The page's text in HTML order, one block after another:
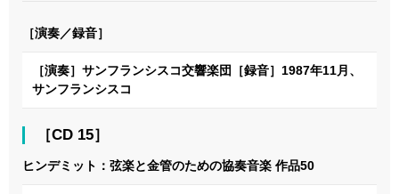
［演奏／録音］
［演奏］サンフランシスコ交響楽団［録音］1987年11月、
サンフランシスコ
［CD 15］
ヒンデミット：弦楽と金管のための協奏音楽 作品50